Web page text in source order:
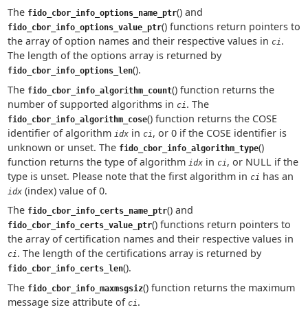
The fido_cbor_info_options_name_ptr() and
fido_cbor_info_options_value_ptr() functions return pointers to
the array of option names and their respective values in ci.
The length of the options array is returned by
fido_cbor_info_options_len().
The fido_cbor_info_algorithm_count() function returns the
number of supported algorithms in ci. The
fido_cbor_info_algorithm_cose() function returns the COSE
identifier of algorithm idxin ci, or 0 if the COSE identifier is
unknown or unset. The fido_cbor_info_algorithm_type()
function returns the type of algorithm idxin ci, or NULL if the
type is unset. Please note that the first algorithm in ci has an
idx(index) value of 0.
The fido_cbor_info_certs_name_ptr() and
fido_cbor_info_certs_value_ptr() functions return pointers to
the array of certification names and their respective values in
ci. The length of the certifications array is returned by
fido_cbor_info_certs_len().
The fido_cbor_info_maxmsgsiz() function returns the maximum
message size attribute of ci.